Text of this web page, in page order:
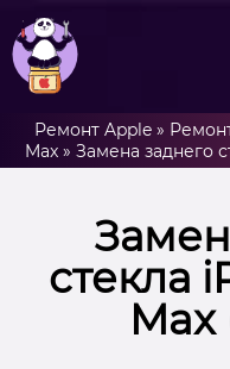
Ремонт Apple»
Max» Замена заднего
стекла
Max